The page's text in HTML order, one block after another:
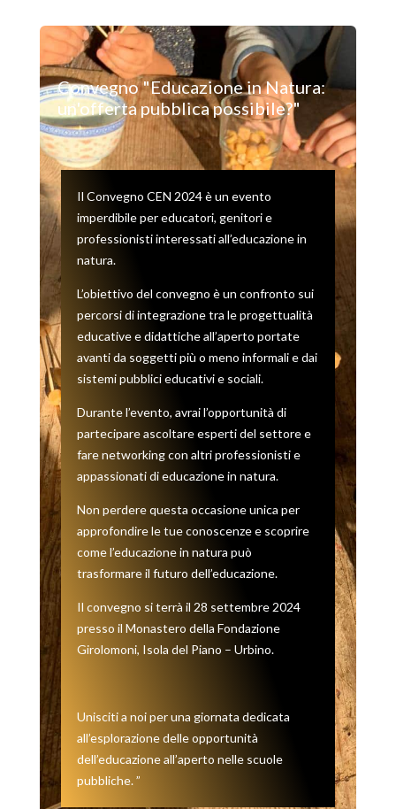
Convegno "Educazione in Natura:
un'offerta pubblica possibile?"
Il Convegno CEN 2024 è un evento
imperdibile per educatori, genitori e
professionisti interessati all’educazione in
natura.
L’obiettivo del convegno è un confronto sui
percorsi di integrazione tra le progettualità
educative e didattiche all’aperto portate
avanti da soggetti più o meno informali e dai
sistemi pubblici educativi e sociali.
Durante l’evento, avrai l’opportunità di
partecipare ascoltare esperti del settore e
fare networking con altri professionisti e
appassionati di educazione in natura.
Non perdere questa occasione unica per
approfondire le tue conoscenze e scoprire
come l’educazione in natura può
trasformare il futuro dell’educazione.
Il convegno si terrà il 28 settembre 2024
presso il Monastero della Fondazione
Girolomoni, Isola del Piano – Urbino.
Unisciti a noi per una giornata dedicata
all’esplorazione delle opportunità
dell’educazione all’aperto nelle scuole
pubbliche. ”